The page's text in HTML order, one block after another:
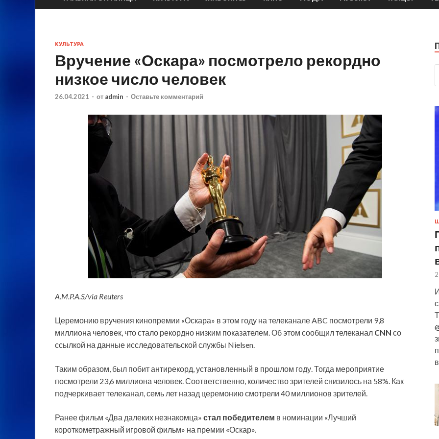
КУЛЬТУРА
Вручение «Оскара» посмотрело рекордно
низкое число человек
26.04.2021 - от admin - Оставьте комментарий
A.M.P.A.S/via Reuters
Церемонию вручения кинопремии «Оскара» в этом году на телеканале ABC посмотрели 9,8
миллиона человек, что стало рекордно низким показателем. Об этом сообщил телеканал CNN со
ссылкой на данные исследовательской службы Nielsen.
Таким образом, был побит антирекорд, установленный в прошлом году. Тогда мероприятие
посмотрели 23,6 миллиона человек. Соответственно, количество зрителей снизилось на 58%. Как
подчеркивает телеканал, семь лет назад церемонию смотрели 40 миллионов зрителей.
Ранее фильм «Два далеких незнакомца» стал победителем в номинации «Лучший
короткометражный игровой фильм» на премии «Оскар».